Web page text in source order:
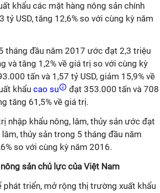
khẩu các mặt hàng nông sản chính
USD, tăng 12,6% so với cùng kỳ năm
tháng đầu năm 2017 ước đạt 2,3 triệu
và tăng 1,2% về giá trị so với cùng kỳ
tấn và 1,57 tỷ USD, giảm 15,9% về
khẩu cao su
đạt 353.000 tấn và 708
tăng 61,5% về giá trị.
nhập khẩu nông, lâm, thủy sản ước đạt
thủy sản trong 5 tháng đầu năm
so với cùng kỳ năm 2016.
sản chủ lực của Việt Nam
phát triển, mở rộng thị trường xuất khẩu